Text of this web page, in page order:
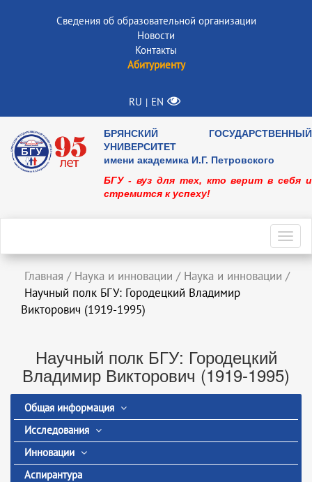
Сведения об образовательной организации
Новости
Контакты
Абитуриенту
RU | EN
БРЯНСКИЙ ГОСУДАРСТВЕННЫЙ
УНИВЕРСИТЕТ
имени академика И.Г. Петровского
БГУ - вуз для тех, кто верит в себя и
стремится к успеху!
Главная / Наука и инновации / Наука и инновации /
Научный полк БГУ: Городецкий Владимир
Викторович (1919-1995)
Научный полк БГУ: Городецкий
Владимир Викторович (1919-1995)
Общая информация
Исследования
Инновации
Аспирантура